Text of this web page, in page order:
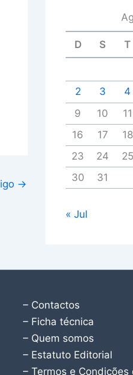
→
D S T
2
3 4
9
10 11
16
17 18
23
24 25
30
31
« Jul
– Contactos
– Ficha técnica
– Quem somos
– Estatuto Editorial
– Termos e